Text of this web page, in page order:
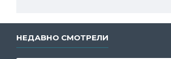
НЕДАВНО СМОТРЕЛИ